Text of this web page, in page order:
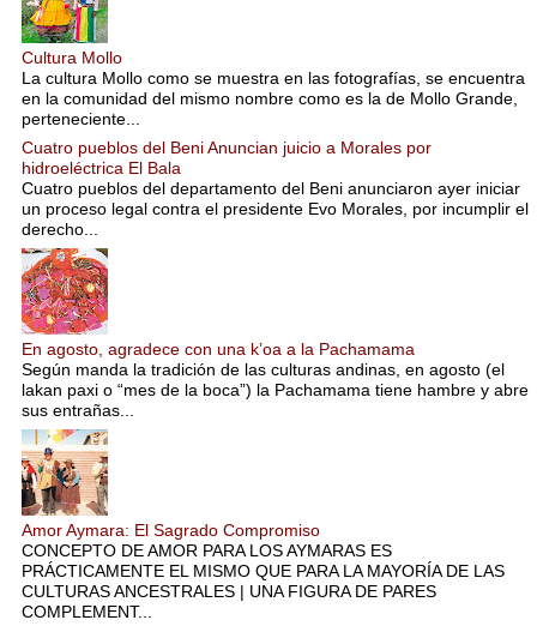
Cultura Mollo
La cultura Mollo como se muestra en las fotografías, se encuentra
en la comunidad del mismo nombre como es la de Mollo Grande,
perteneciente...
Cuatro pueblos del Beni Anuncian juicio a Morales por
hidroeléctrica El Bala
Cuatro pueblos del departamento del Beni anunciaron ayer iniciar
un proceso legal contra el presidente Evo Morales, por incumplir el
derecho...
En agosto, agradece con una k’oa a la Pachamama
Según manda la tradición de las culturas andinas, en agosto (el
lakan paxi o “mes de la boca”) la Pachamama tiene hambre y abre
sus entrañas...
Amor Aymara: El Sagrado Compromiso
CONCEPTO DE AMOR PARA LOS AYMARAS ES
PRÁCTICAMENTE EL MISMO QUE PARA LA MAYORÍA DE LAS
CULTURAS ANCESTRALES | UNA FIGURA DE PARES
COMPLEMENT...